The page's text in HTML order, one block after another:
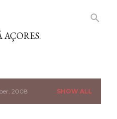
2008 SHOW ALL